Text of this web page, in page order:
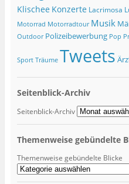
Klischee Konzerte Lacrimosa
Motorrad Motorradtour Musik
Outdoor Polizeibewerbung Pop
Sport Träume Tweets
Seitenblick-Archiv
Seitenblick-Archiv
Themenweise gebündelte
Themenweise gebündelte Blicke